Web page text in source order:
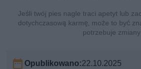
Jeśli twój pies nagle traci apetyt lub
dotychczasową karmę, może to być
potrzebuje zmiany
Opublikowano:22.10.2025